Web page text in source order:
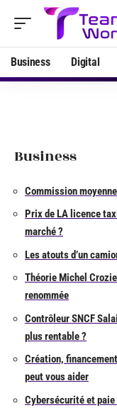
Business Digital
Business
Commission
Prix de LA licence
marché ?
Les atouts d’un
Théorie Michel
renommée
Contrôleur SNCF
plus rentable ?
Création,
peut vous aider
Cybersécurité et